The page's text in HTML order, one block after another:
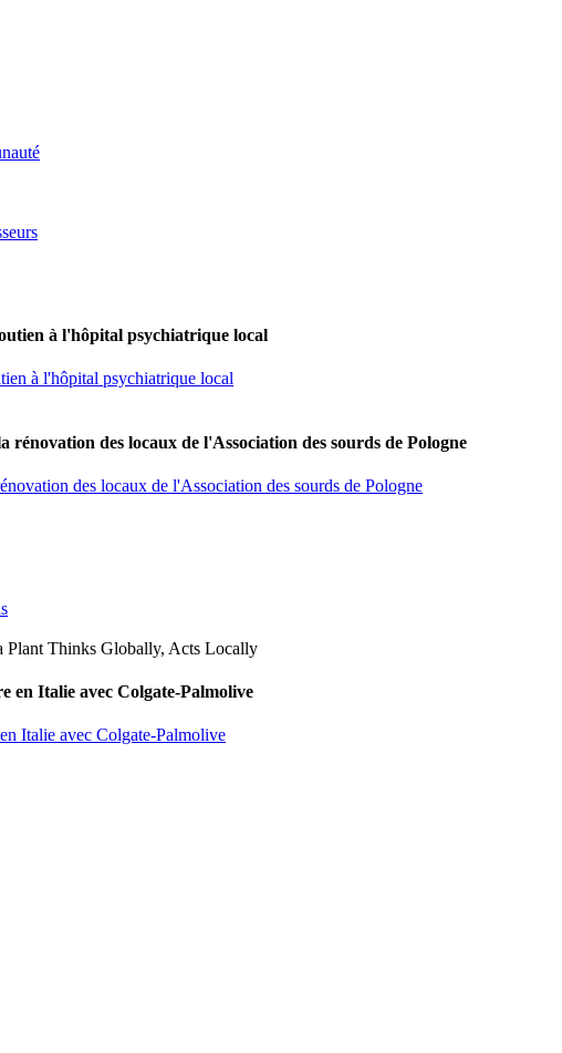
à l'hôpital psychiatrique local
à l'hôpital psychiatrique local
des locaux de l'Association des sourds de Pologne
des locaux de l'Association des sourds de Pologne
en Italie avec Colgate-Palmolive
Italie avec Colgate-Palmolive